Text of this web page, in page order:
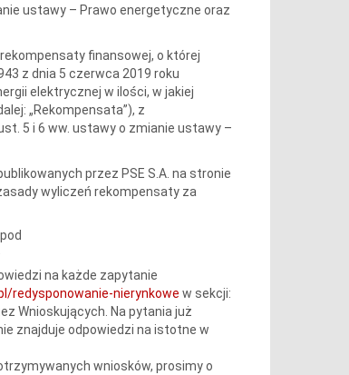
ustawy – Prawo energetyczne oraz
finansowej, o której
z dnia 5 czerwca 2019 roku
elektrycznej w ilości, w jakiej
„Rekompensata”), z
5 i 6 ww. ustawy o zmianie ustawy –
przez PSE S.A. na stronie
wyliczeń rekompensaty za
na każde zapytanie
redysponowanie-nierynkowe w sekcji:
Wnioskujących. Na pytania już
znajduje odpowiedzi na istotne w
wniosków, prosimy o